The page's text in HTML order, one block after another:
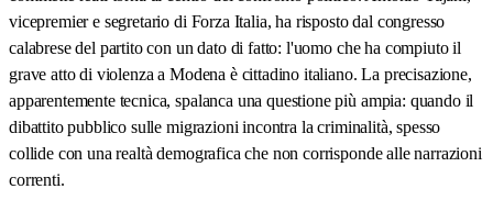
vicepremier e segretario di Forza Italia, ha risposto dal congresso
calabrese del partito con un dato di fatto: l'uomo che ha compiuto il
grave atto di violenza a Modena è cittadino italiano. La precisazione,
apparentemente tecnica, spalanca una questione più ampia: quando il
dibattito pubblico sulle migrazioni incontra la criminalità, spesso
collide con una realtà demografica che non corrisponde alle narrazioni
correnti.